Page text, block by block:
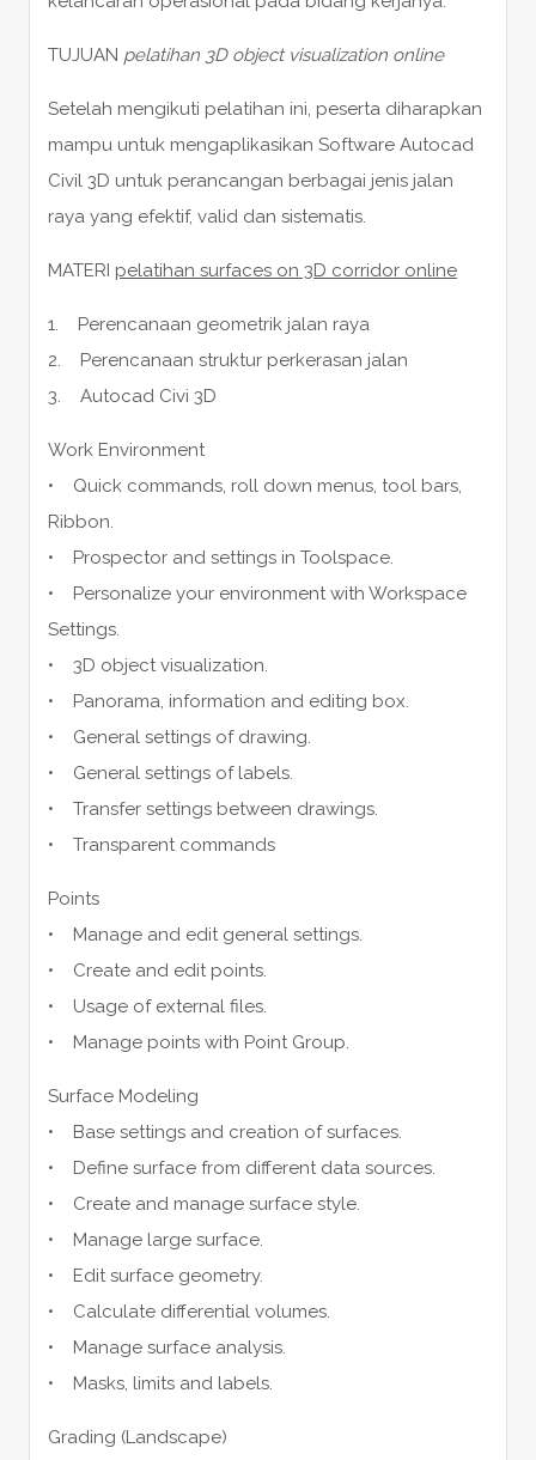
TUJUAN pelatihan 3D object visualization online
Setelah mengikuti pelatihan ini, peserta diharapkan
mampu untuk mengaplikasikan Software Autocad
Civil 3D untuk perancangan berbagai jenis jalan
raya yang efektif, valid dan sistematis.
MATERI pelatihan surfaces on 3D corridor online
1. Perencanaan geometrik jalan raya
2. Perencanaan struktur perkerasan jalan
3. Autocad Civi 3D
Work Environment
• Quick commands, roll down menus, tool bars,
Ribbon.
• Prospector and settings in Toolspace.
• Personalize your environment with Workspace
Settings.
• 3D object visualization.
• Panorama, information and editing box.
• General settings of drawing.
• General settings of labels.
• Transfer settings between drawings.
• Transparent commands
Points
• Manage and edit general settings.
• Create and edit points.
• Usage of external files.
• Manage points with Point Group.
Surface Modeling
• Base settings and creation of surfaces.
• Define surface from different data sources.
• Create and manage surface style.
• Manage large surface.
• Edit surface geometry.
• Calculate differential volumes.
• Manage surface analysis.
• Masks, limits and labels.
Grading (Landscape)